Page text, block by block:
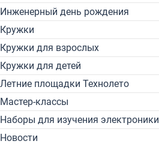
Инженерный день рождения
Кружки
Кружки для взрослых
Кружки для детей
Летние площадки Технолето
Мастер-классы
Наборы для изучения электроники
Новости